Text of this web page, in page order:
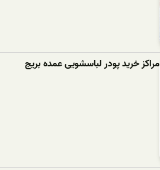
مراکز خرید پودر لباسشویی عمده بریج